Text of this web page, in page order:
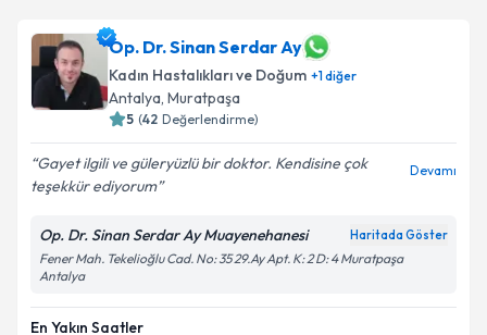
Op. Dr. Sinan Serdar Ay
Kadın Hastalıkları ve Doğum +1diğer
Antalya, Muratpaşa
5 (42 Değerlendirme)
Gayet ilgili ve güleryüzlü bir doktor. Kendisine çok
teşekkür ediyorum
Devamı
Op. Dr. Sinan Serdar Ay Muayenehanesi Haritada Göster
Fener Mah. Tekelioğlu Cad. No: 35 29.Ay Apt. K: 2 D: 4 Muratpaşa
Antalya
En Yakın Saatler